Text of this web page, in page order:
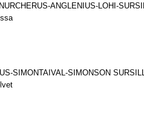
ANGLENIUS-LOHI-
SIMONTAIVAL-SIMONSON